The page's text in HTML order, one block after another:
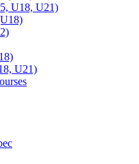
U18, U21)
U21)